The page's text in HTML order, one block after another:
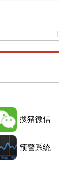
搜猪微信
预警系统